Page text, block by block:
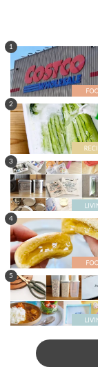
1
2
3
4
5